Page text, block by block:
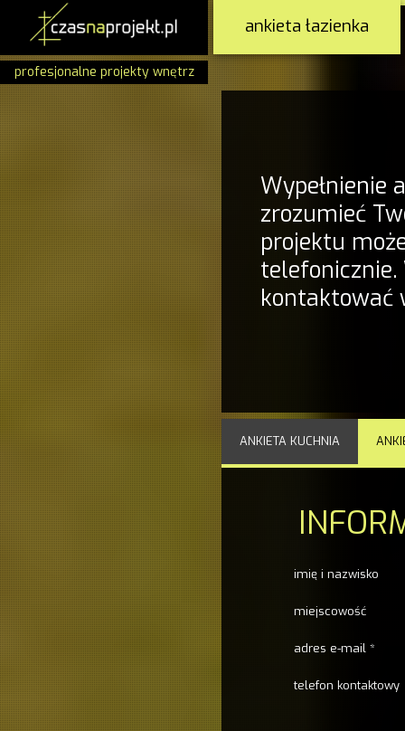
profesjonalne projekty wnętrz
ankieta łazienka
Wypełnienie
zrozumieć
projektu
telefonicznie.
kontaktować
ANKIETA KUCHNIA
imię i nazwisko
miejscowość
adres e-mail *
telefon kontaktowy